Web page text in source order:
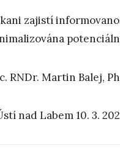
zajistí
RNDr. Martin Balej,
nad Labem 10. 3.